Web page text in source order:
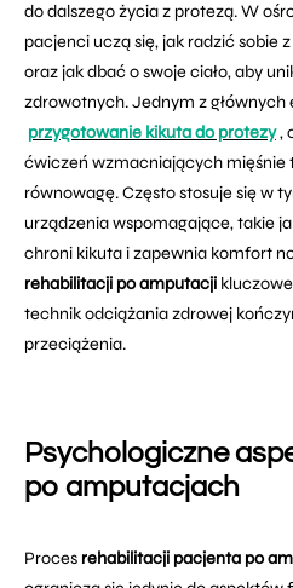
do dalszego życia z protezą. W
pacjenci uczą się, jak radzić sobie
oraz jak dbać o swoje ciało, aby
zdrowotnych. Jednym z
przygotowanie kikuta do protezy,
ćwiczeń wzmacniających mięśnie
równowagę. Często stosuje się w
urządzenia wspomagające, takie
chroni kikuta i zapewnia komfort
rehabilitacji po amputacji
technik odciążania zdrowej
przeciążenia.
Psychologiczne
po amputacjach
Proces rehabilitacji pacjenta po